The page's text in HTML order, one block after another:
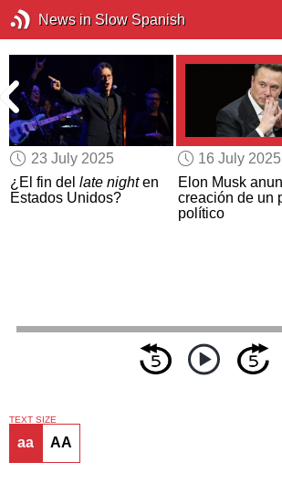
News in Slow Spanish
23 July 2025
¿El fin dellate nighten
Estados Unidos?
16 July 2025
Elon Musk
creación de un
político
TEXT SIZE
aa AA